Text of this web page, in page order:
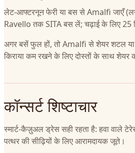
लेट-आफ्टरनून फेरी या बस से Amalfi जाएँ
Ravello तक SITA बस लें; चढ़ाई के लिए 25
अगर बसें फुल हों, तो Amalfi से शेयर शटल
किराया कम रखने के लिए दोस्तों के साथ शेयर
कॉन्सर्ट शिष्टाचार
स्मार्ट‑कैज़ुअल ड्रेस सही रहता है: हवा वाले
पत्थर की सीढ़ियों के लिए आरामदायक जूते।